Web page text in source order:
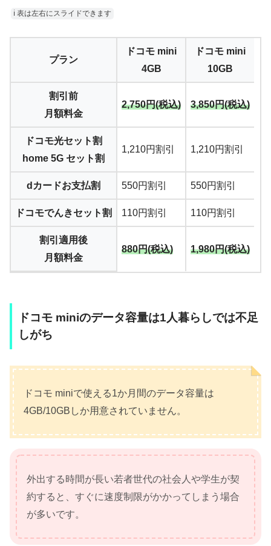
ℹ︎ 表は左右にスライドできます
プラン
ドコモ mini
4GB
ドコモ mini
10GB
割引前
月額料金
2,750円(税込) 3,850円(税込)
ドコモ光セット割
home 5G セット割
1,210円割引 1,210円割引
dカードお支払割 550円割引 550円割引
ドコモでんきセット割 110円割引 110円割引
割引適用後
月額料金
880円(税込) 1,980円(税込)
ドコモ miniのデータ容量は1人暮らしでは不足
しがち
ドコモ miniで使える1か月間のデータ容量は
4GB/10GBしか用意されていません。
外出する時間が長い若者世代の社会人や学生が契
約すると、すぐに速度制限がかかってしまう場合
が多いです。